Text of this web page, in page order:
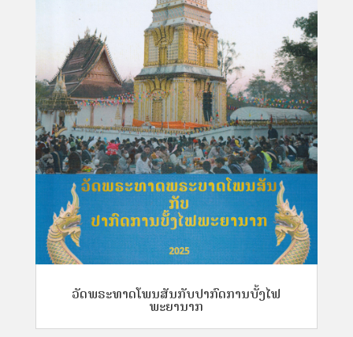
ວັດພຣະທາດໂພນສັນກັບປາກົດການບັ້ງໄຟ
ພະຍານາກ